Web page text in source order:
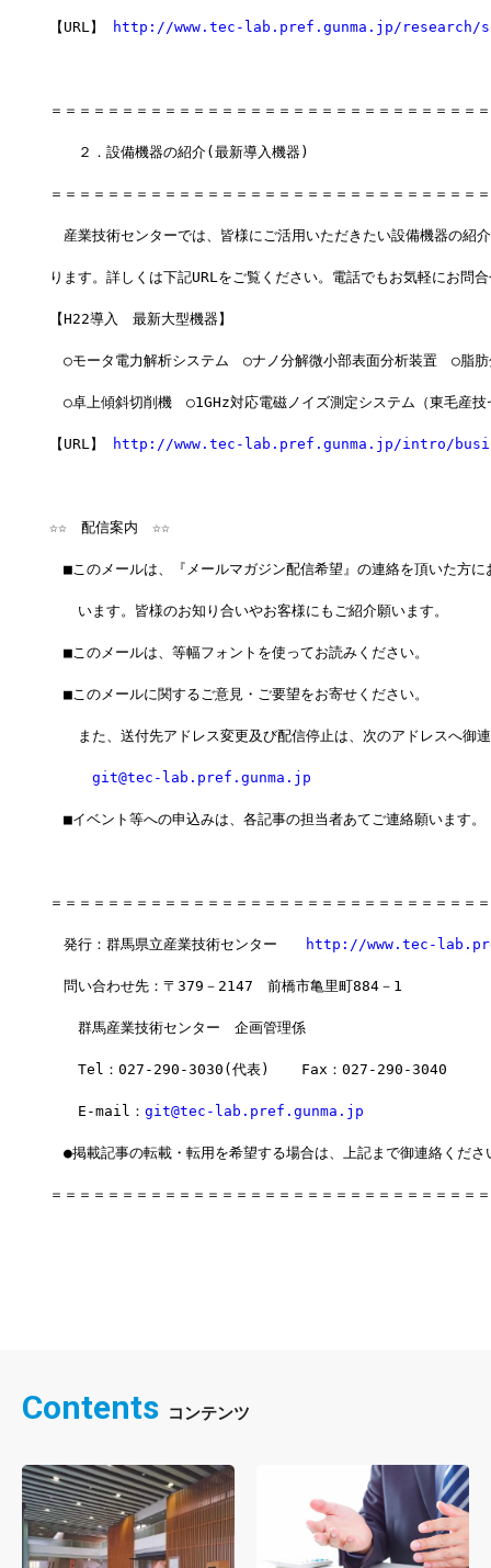
【URL】 http://www.tec-lab.pref.gunma.jp/research/
＝＝＝＝＝＝＝＝＝＝＝＝＝＝＝＝＝＝＝＝＝＝＝＝＝＝＝＝＝＝
２．設備機器の紹介(最新導入機器)
＝＝＝＝＝＝＝＝＝＝＝＝＝＝＝＝＝＝＝＝＝＝＝＝＝＝＝＝＝＝
産業技術センターでは、皆様にご活用いただきたい設備機器の紹
ります。詳しくは下記URLをご覧ください。電話でもお気軽にお問
【H22導入　最新大型機器】
○モータ電力解析システム　○ナノ分解微小部表面分析装置　○脂
○卓上傾斜切削機　○1GHz対応電磁ノイズ測定システム（東毛産技
【URL】 http://www.tec-lab.pref.gunma.jp/intro/
☆☆　配信案内　☆☆
■このメールは、『メールマガジン配信希望』の連絡を頂いた方に
います。皆様のお知り合いやお客様にもご紹介願います。
■このメールは、等幅フォントを使ってお読みください。
■このメールに関するご意見・ご要望をお寄せください。
また、送付先アドレス変更及び配信停止は、次のアドレスへ御
git@tec-lab.pref.gunma.jp
■イベント等への申込みは、各記事の担当者あてご連絡願います。
＝＝＝＝＝＝＝＝＝＝＝＝＝＝＝＝＝＝＝＝＝＝＝＝＝＝＝＝＝＝
発行：群馬県立産業技術センター http://www.tec-
問い合わせ先：〒379－2147　前橋市亀里町884－1
群馬産業技術センター　企画管理係
Tel：027-290-3030(代表)  　Fax：027-290-3040
E-mail： git@tec-lab.pref.gunma.jp
●掲載記事の転載・転用を希望する場合は、上記まで御連絡くださ
＝＝＝＝＝＝＝＝＝＝＝＝＝＝＝＝＝＝＝＝＝＝＝＝＝＝＝＝＝＝
Contents